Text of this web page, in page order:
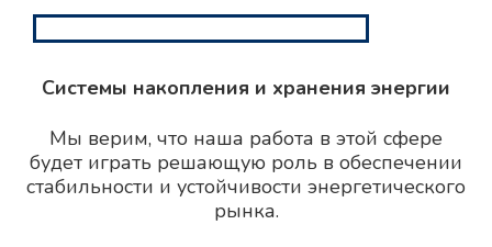
Системы накопления и хранения энергии
Мы верим, что наша работа в этой сфере
будет играть решающую роль в обеспечении
стабильности и устойчивости энергетического
рынка.